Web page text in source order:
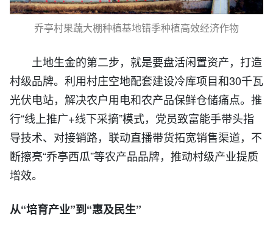
乔亭村果蔬大棚种植基地错季种植高效经济作物
土地生金的第二步，就是要盘活闲置资产，打造
村级品牌。利用村庄空地配套建设冷库项目和30千瓦
光伏电站，解决农户用电和农产品保鲜仓储痛点。推
行“线上推广+线下采摘”模式，党员致富能手带头指
导技术、对接销路，联动直播带货拓宽销售渠道，不
断擦亮“乔亭西瓜”等农产品品牌，推动村级产业提质
增效。
从“培育产业”到“惠及民生”